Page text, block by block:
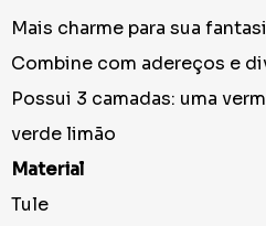
Mais charme para sua
Combine com adereços e
Possui 3 camadas: uma
verde limão
Material
Tule